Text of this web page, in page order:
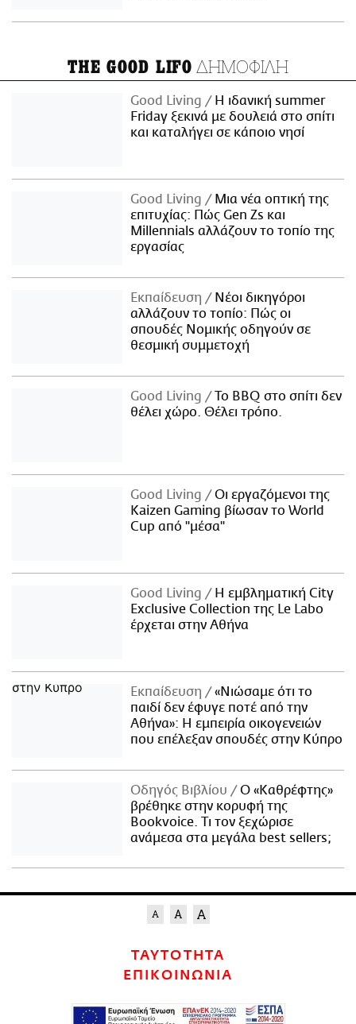
THE GOOD LIFO ΔΗΜΟΦΙΛΗ
Good Living
Η ιδανική summer
Friday ξεκινά με δουλειά στο σπίτι
και καταλήγει σε κάποιο νησί
Good Living
Μια νέα οπτική της
επιτυχίας: Πώς Gen Zs και
Millennials αλλάζουν το τοπίο της
εργασίας
Εκπαίδευση
Νέοι δικηγόροι
αλλάζουν το τοπίο: Πώς οι
σπουδές Νομικής οδηγούν σε
θεσμική συμμετοχή
Good Living
Το BBQ στο σπίτι δεν
θέλει χώρο. Θέλει τρόπο.
Good Living
Οι εργαζόμενοι της
Kaizen Gaming βίωσαν το World
Cup από "μέσα"
Good Living
Η εμβληματική City
Exclusive Collection της Le Labo
έρχεται στην Αθήνα
Εκπαίδευση
«Νιώσαμε ότι το
παιδί δεν έφυγε ποτέ από την
Αθήνα»: Η εμπειρία οικογενειών
που επέλεξαν σπουδές στην Κύπρο
Οδηγός Βιβλίου
Ο «Καθρέφτης»
βρέθηκε στην κορυφή της
Bookvoice. Τι τον ξεχώρισε
ανάμεσα στα μεγάλα best sellers;
ΤΑΥΤΟΤΗΤΑ
ΕΠΙΚΟΙΝΩΝΙΑ